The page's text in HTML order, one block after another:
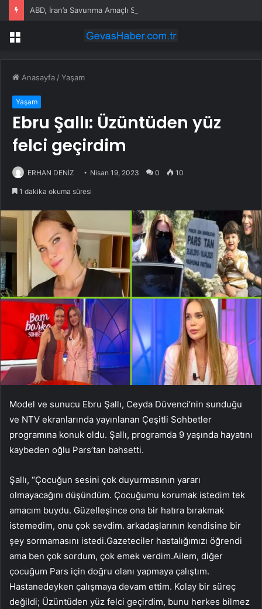
ABD, İran’a Savunma Amaçlı Saldırılar Düzenledi
Menü
Anasayfa /Yaşam
Yaşam
Ebru Şallı: Üzüntüden yüz
felci geçirdim
ERHAN DENİZ Nisan 19, 2023 0 10
1 dakika okuma süresi
Model ve sunucu Ebru Şallı, Ceyda Düvenci’nin sunduğu
ve NTV ekranlarında yayınlanan Çeşitli Sohbetler
programına konuk oldu. Şallı, programda 9 yaşında hayatını
kaybeden oğlu Pars’tan bahsetti.
Şallı, “Çocuğun sesini çok duyurmasının yararı
olmayacağını düşündüm. Çocuğumu korumak istedim tek
amacım buydu. Güzelleşince ona bir hatıra bırakmak
istemedim, onu çok sevdim. arkadaşlarının kendisine bir
şey sormamasını istedi.Gazeteciler hastalığımızı öğrendi
ama ben çok sordum, çok emek verdim.Ailem, diğer
çocuğum Pars için doğru olanı yapmaya çalıştım.
Hastanedeyken çalışmaya devam ettim. Kolay bir süreç
değildi; Üzüntüden yüz felci geçirdim, bunu herkes bilmez